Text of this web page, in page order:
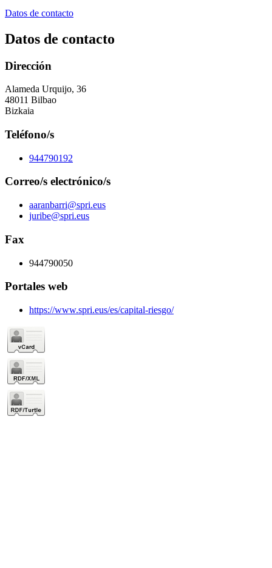
Datos de contacto
Datos de contacto
Dirección
Alameda Urquijo, 36
48011 Bilbao
Bizkaia
Teléfono/s
944790192
Correo/s electrónico/s
aaranbarri@spri.eus
juribe@spri.eus
Fax
944790050
Portales web
https://www.spri.eus/es/capital-riesgo/